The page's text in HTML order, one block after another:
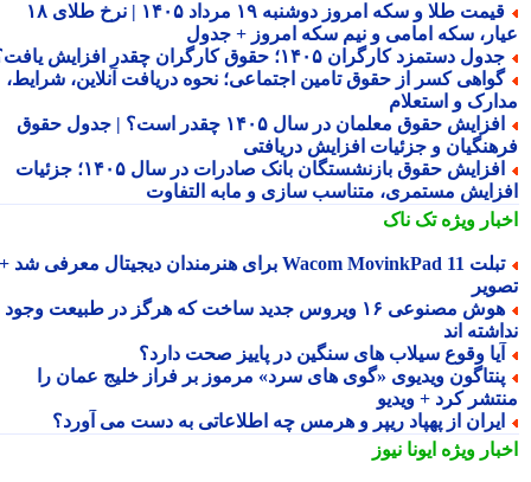
قیمت طلا و سکه امروز دوشنبه ۱۹ مرداد ۱۴۰۵ | نرخ طلای ۱۸
سکه امامی و نیم سکه امروز + جدول
دستمزد کارگران ۱۴۰۵؛ حقوق کارگران چقدر افزایش یافت؟
کسر از حقوق تامین اجتماعی؛ نحوه دریافت آنلاین، شرایط،
و استعلام
افزایش حقوق معلمان در سال ۱۴۰۵ چقدر است؟ | جدول حقوق
و جزئیات افزایش دریافتی
افزایش حقوق بازنشستگان بانک صادرات در سال ۱۴۰۵؛ جزئیات
مستمری، متناسب سازی و مابه التفاوت
ویژهتک ناک
تبلت Wacom MovinkPad 11 برای هنرمندان دیجیتال معرفی شد +
هوش مصنوعی ۱۶ ویروس جدید ساخت که هرگز در طبیعت وجود
اند
وقوع سیلاب های سنگین در پاییز صحت دارد؟
ویدیوی «گوی های سرد» مرموز بر فراز خلیج عمان را
کرد + ویدیو
از پهپاد ریپر و هرمس چه اطلاعاتی به دست می آورد؟
ویژهایونا نیوز